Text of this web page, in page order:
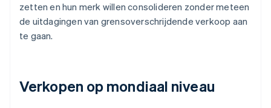
zetten en hun merk willen consolideren zonder meteen
de uitdagingen van grensoverschrijdende verkoop aan
te gaan.
Verkopen op mondiaal niveau